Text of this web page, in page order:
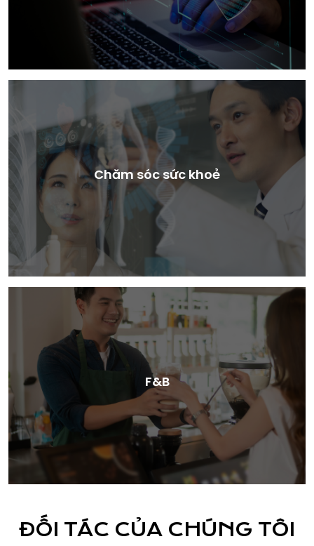
Chăm sóc sức khoẻ
F&B
ĐỐI TÁC CỦA CHÚNG TÔI